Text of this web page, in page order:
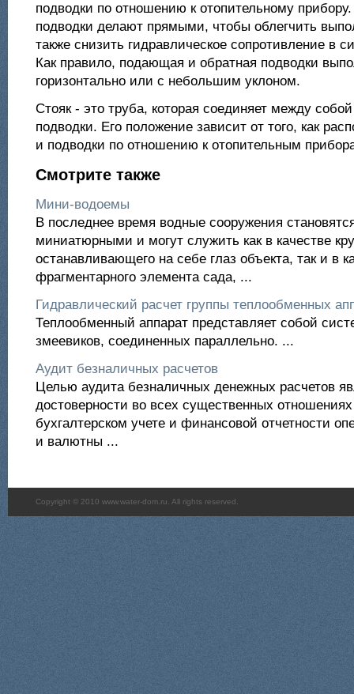
подводки по отношению к отопительному
подводки делают прямыми, чтобы облегчить
также снизить гидравлическое сопротивление в
Как правило, подающая и обратная подводки
горизонтально или с небольшим уклоном.
Стояк - это труба, которая соединяет между
подводки. Его положение зависит от того, как
и подводки по отношению к отопительным
Смотрите также
Мини-водоемы
В последнее время водные сооружения
миниатюрными и могут служить как в качестве
останавливающего на себе глаз объекта, так и в
фрагментарного элемента сада, ...
Гидравлический расчет группы теплообменных
Теплообменный аппарат представляет собой
змеевиков, соединенных параллельно. ...
Аудит безналичных расчетов
Целью аудита безналичных денежных расчетов
достоверности во всех существенных
бухгалтерском учете и финансовой отчетности
и валютны ...
Copyright © 2010 www.water-dom.ru. All rights reserved.